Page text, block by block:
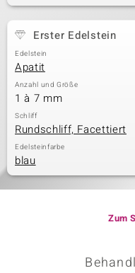
Erster Edelstein
Edelstein
Apatit
Anzahl und Größe
1 à 7 mm
Schliff
Rundschliff, Facettiert
Edelsteinfarbe
blau
Zum